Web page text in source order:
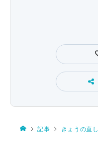
記事 きょうの直し